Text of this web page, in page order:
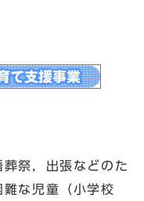
祭，出張などのた
難な児童（小学校